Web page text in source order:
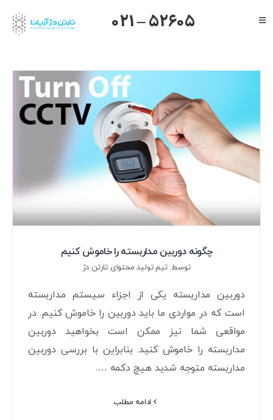
to
Toggle
گرنداستریم
میکروتیک
هایک ویژن
درباره ما
021 – 52605
چگونه دوربین مداربسته را خاموش کنیم
توسط: تیم تولید محتوای تارتن دژ
دوربین مداربسته یکی از اجزاء سیستم مداربسته
است که در مواردی ما باید دوربین را خاموش کنیم. در
مواقعی شما نیز ممکن است بخواهید دوربین
مداربسته را خاموش کنید. بنابراین با بررسی دوربین
مداربسته متوجه شدید هیچ دکمه ….
ادامه مطلب